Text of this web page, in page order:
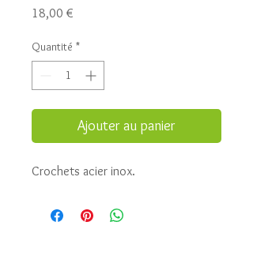
18,00 €
Quantité *
Ajouter au panier
Crochets acier inox.